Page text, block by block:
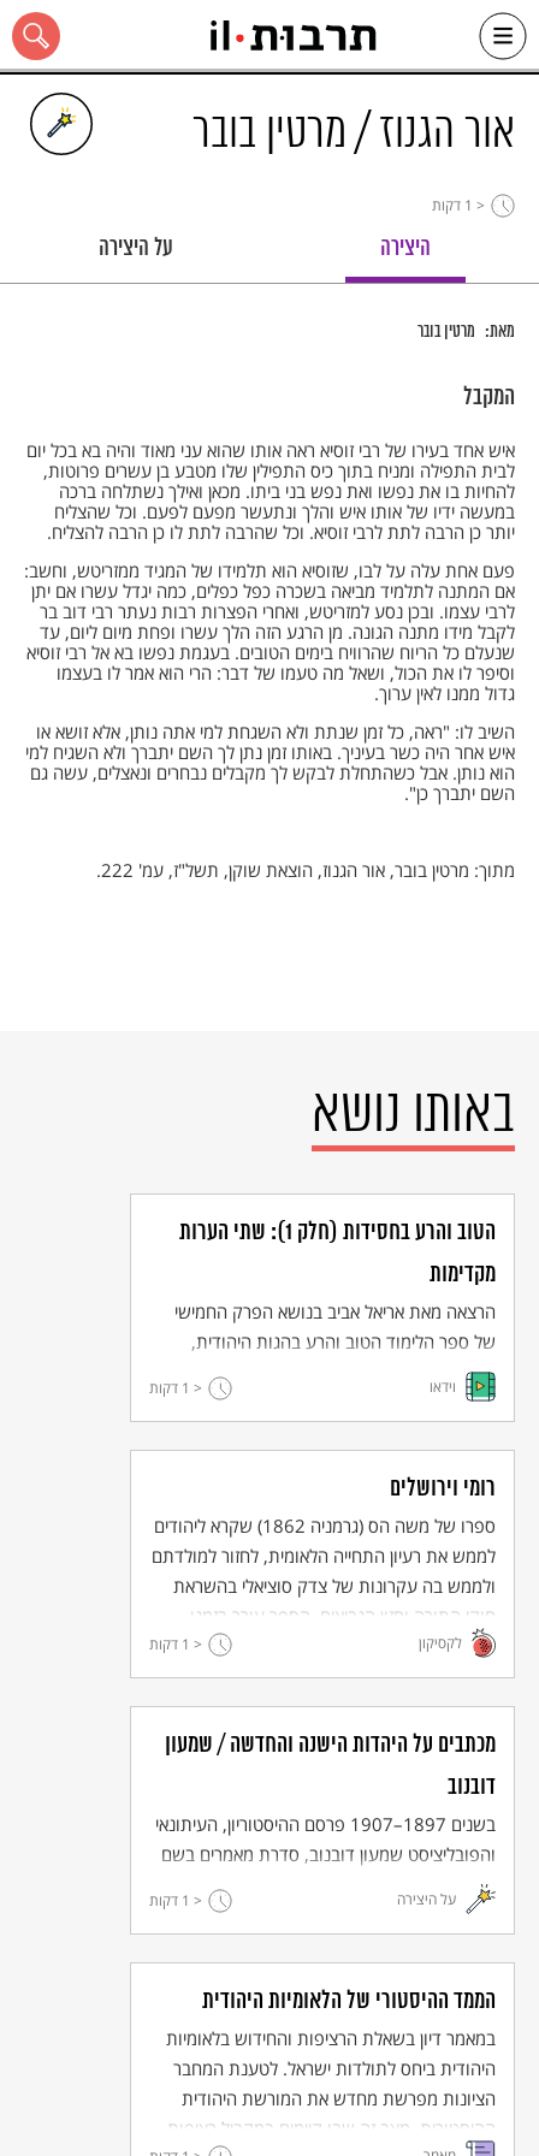
Skip
content
כל האתר
אור הגנוז / מרטין בובר
< 1 דקות
היצירה על היצירה
מאת: מרטין בובר
המקבל
איש אחד בעירו של רבי זוסיא ראה אותו שהוא עני מאוד והיה בא בכל יום
לבית התפילה ומניח בתוך כיס התפילין שלו מטבע בן עשרים פרוטות,
להחיות בו את נפשו ואת נפש בני ביתו. מכאן ואילך נשתלחה ברכה
במעשה ידיו של אותו איש והלך ונתעשר מפעם לפעם. וכל שהצליח
יותר כן הרבה לתת לרבי זוסיא. וכל שהרבה לתת לו כן הרבה להצליח.
פעם אחת עלה על לבו, שזוסיא הוא תלמידו של המגיד ממזריטש, וחשב:
אם המתנה לתלמיד מביאה בשכרה כפל כפלים, כמה יגדל עשרו אם יתן
לרבי עצמו. ובכן נסע למזריטש, ואחרי הפצרות רבות נעתר רבי דוב בר
לקבל מידו מתנה הגונה. מן הרגע הזה הלך עשרו ופחת מיום ליום, עד
שנעלם כל הריוח שהרוויח בימים הטובים. בעגמת נפשו בא אל רבי זוסיא
וסיפר לו את הכול, ושאל מה טעמו של דבר: הרי הוא אמר לו בעצמו
גדול ממנו לאין ערוך.
השיב לו: "ראה, כל זמן שנתת ולא השגחת למי אתה נותן, אלא זושא או
איש אחר היה כשר בעיניך. באותו זמן נתן לך השם יתברך ולא השגיח למי
הוא נותן. אבל כשהתחלת לבקש לך מקבלים נבחרים ונאצלים, עשה גם
השם יתברך כן".
מתוך: מרטין בובר, אור הגנוז, הוצאת שוקן, תשל"ז, עמ' 222.
באותו נושא
הטוב והרע בחסידות (חלק 1): שתי הערות
מקדימות
הרצאה מאת אריאל אביב בנושא הפרק החמישי
של ספר הלימוד הטוב והרע בהגות היהודית,
שעוסק בשאלת הרע בחסידות.
וידאו < 1 דקות
רומי וירושלים
ספרו של משה הס (גרמניה 1862) שקרא ליהודים
לממש את רעיון התחייה הלאומית, לחזור למולדתם
ולממש בה עקרונות של צדק סוציאלי בהשראת
חוקי התורה וחזון הנביאים. הספר עורר בזמנו
ספקנות וביקורת אך היה לימים היה מקור השראה
לתנועה הציונית.
לקסיקון < 1 דקות
מכתבים על היהדות הישנה והחדשה / שמעון
דובנוב
בשנים 1897–1907 פרסם ההיסטוריון, העיתונאי
והפובליציסט שמעון דובנוב, סדרת מאמרים בשם
"מכתבים על היהדות הישנה והחדשה" ובה ניסח
את התשתית ההיסטורית והתאורטית של
על היצירה < 1 דקות
הממד ההיסטורי של הלאומיות היהודית
במאמר דיון בשאלת הרציפות והחידוש בלאומיות
היהודית ביחס לתולדות ישראל. לטענת המחבר
הציונות מפרשת מחדש את המורשת היהודית
ההיסטורית. מצב זה שבו קיימים במקביל רציפות